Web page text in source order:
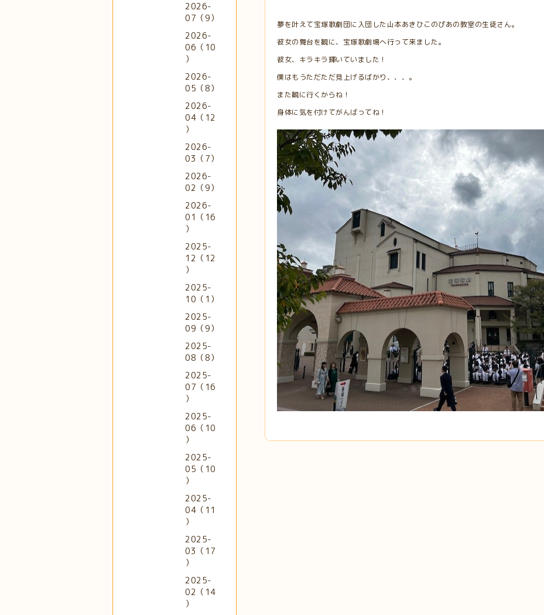
夢を叶えて宝塚歌劇団に入団した山本あきひこのぴあの教室の生徒さん。
彼女の舞台を観に、宝塚歌劇場へ行って来ました。
彼女、キラキラ輝いていました！
僕はもうただただ見上げるばかり、、、。
また観に行くからね！
身体に気を付けてがんばってね！
2026-
07（9）
2026-
06（10
）
2026-
05（8）
2026-
04（12
）
2026-
03（7）
2026-
02（9）
2026-
01（16
）
2025-
12（12
）
2025-
10（1）
2025-
09（9）
2025-
08（8）
2025-
07（16
）
2025-
06（10
）
2025-
05（10
）
2025-
04（11
）
2025-
03（17
）
2025-
02（14
）